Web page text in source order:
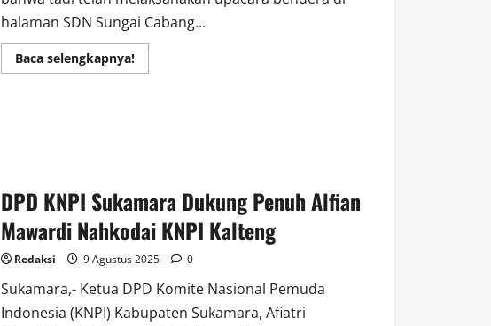
halaman SDN Sungai Cabang...
Baca selengkapnya!Read
more
Secara
DPD KNPI Sukamara Dukung Penuh Alfian
Mawardi Nahkodai KNPI Kalteng
Redaksi 9 Agustus 2025 0
Sukamara,- Ketua DPD Komite Nasional Pemuda
Indonesia (KNPI) Kabupaten Sukamara, Afiatri